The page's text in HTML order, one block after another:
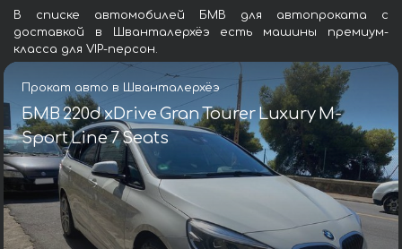
В списке автомобилей БМВ для автопроката с
доставкой в Шванталерхёэ есть машины премиум-
класса для VIP-персон.
Прокат авто в Шванталерхёэ
БМВ 220d xDrive Gran Tourer Luxury M-
Sport Line 7 Seats